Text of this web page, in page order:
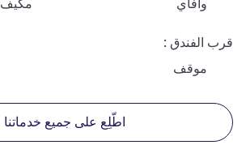
وافاي مكيف
قرب الفندق
موقف
اطّلِع على جميع خدماتنا